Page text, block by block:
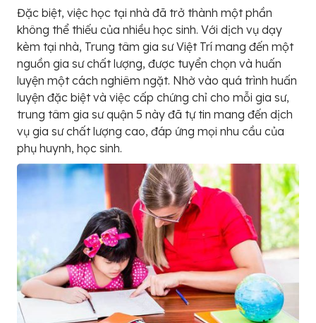
Đặc biệt, việc học tại nhà đã trở thành một phần
không thể thiếu của nhiều học sinh. Với dịch vụ dạy
kèm tại nhà, Trung tâm gia sư Việt Trí mang đến một
nguồn gia sư chất lượng, được tuyển chọn và huấn
luyện một cách nghiêm ngặt. Nhờ vào quá trình huấn
luyện đặc biệt và việc cấp chứng chỉ cho mỗi gia sư,
trung tâm gia sư quận 5 này đã tự tin mang đến dịch
vụ gia sư chất lượng cao, đáp ứng mọi nhu cầu của
phụ huynh, học sinh.